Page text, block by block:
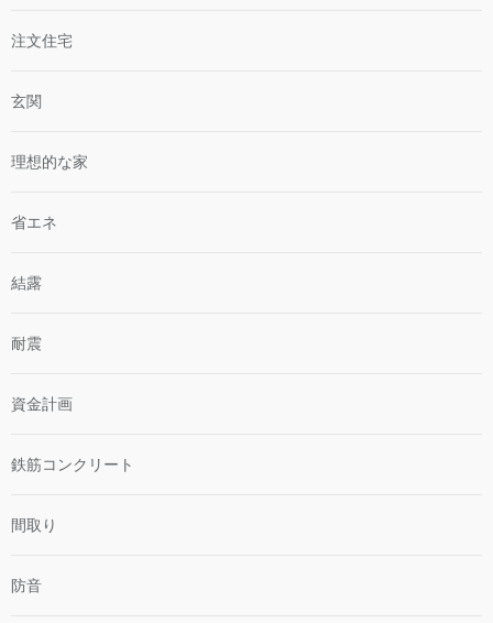
注文住宅
玄関
理想的な家
省エネ
結露
耐震
資金計画
鉄筋コンクリート
間取り
防音